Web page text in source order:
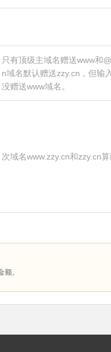
只有顶级主域名赠送www和
n域名默认赠送zzy.cn，但输
没赠送www域名。
次域名www.zzy.cn和zzy.cn算
。